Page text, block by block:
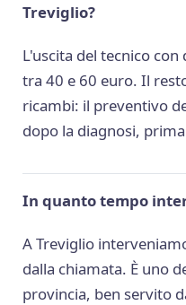
Treviglio?
L'uscita del tecnico
tra 40 e 60 euro. Il
ricambi: il preventivo
dopo la diagnosi,
In quanto tempo
A Treviglio
dalla chiamata. È uno
provincia, ben servito